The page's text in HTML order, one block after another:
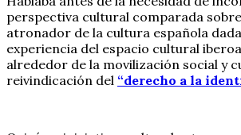
perspectiva cultural comparada
atronador de la cultura española
experiencia del espacio cultural
alrededor de la movilización social y
reivindicación del “derecho a la